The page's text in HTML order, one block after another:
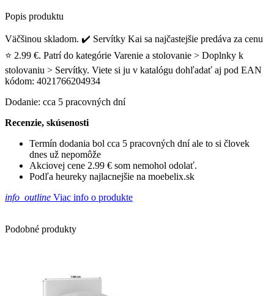
Popis produktu
Väčšinou skladom. ✔️ Servítky Kai sa najčastejšie predáva za cenu
⭐ 2.99 €. Patrí do kategórie Varenie a stolovanie > Doplnky k
stolovaniu > Servítky. Viete si ju v katalógu dohľadať aj pod EAN
kódom: 4021766204934
Dodanie: cca 5 pracovných dní
Recenzie, skúsenosti
Termín dodania bol cca 5 pracovných dní ale to si človek
dnes už nepomôže
Akciovej cene 2.99 € som nemohol odolať.
Podľa heureky najlacnejšie na moebelix.sk
info_outline Viac info o produkte
Podobné produkty